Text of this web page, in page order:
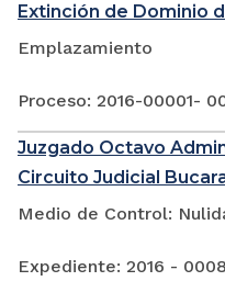
Extinción de Dominio
Emplazamiento
Proceso: 2016-00001-
Juzgado Octavo
Circuito Judicial
Medio de Control:
Expediente: 2016 -